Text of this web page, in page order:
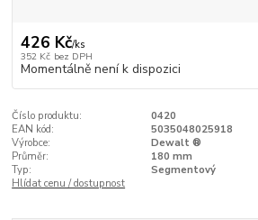
426 Kč/ks
352 Kč bez DPH
Momentálně není k dispozici
Číslo produktu:
0420
EAN kód:
5035048025918
Výrobce:
Dewalt ®
Průměr:
180 mm
Typ:
Segmentový
Hlídat cenu / dostupnost